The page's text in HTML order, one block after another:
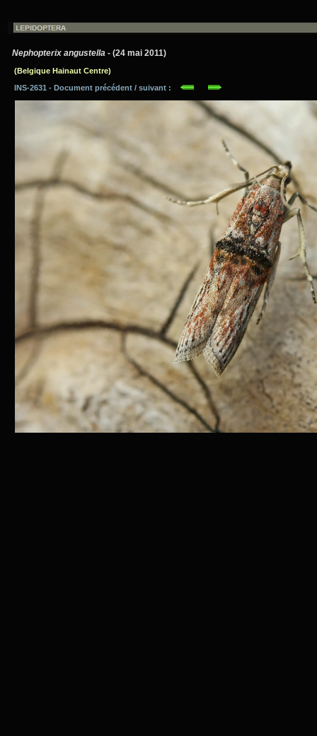
Nephopterix angustella - (24 mai 2011)
(Belgique Hainaut Centre)
INS-2631 - Document précédent / suivant :